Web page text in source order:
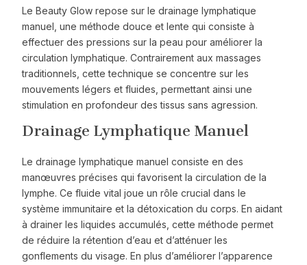
Le Beauty Glow repose sur le drainage lymphatique
manuel, une méthode douce et lente qui consiste à
effectuer des pressions sur la peau pour améliorer la
circulation lymphatique. Contrairement aux massages
traditionnels, cette technique se concentre sur les
mouvements légers et fluides, permettant ainsi une
stimulation en profondeur des tissus sans agression.
Drainage Lymphatique Manuel
Le drainage lymphatique manuel consiste en des
manœuvres précises qui favorisent la circulation de la
lymphe. Ce fluide vital joue un rôle crucial dans le
système immunitaire et la détoxication du corps. En aidant
à drainer les liquides accumulés, cette méthode permet
de réduire la rétention d’eau et d’atténuer les
gonflements du visage. En plus d’améliorer l’apparence